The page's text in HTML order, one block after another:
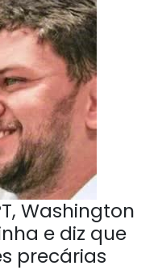
Washington
e diz que
precárias